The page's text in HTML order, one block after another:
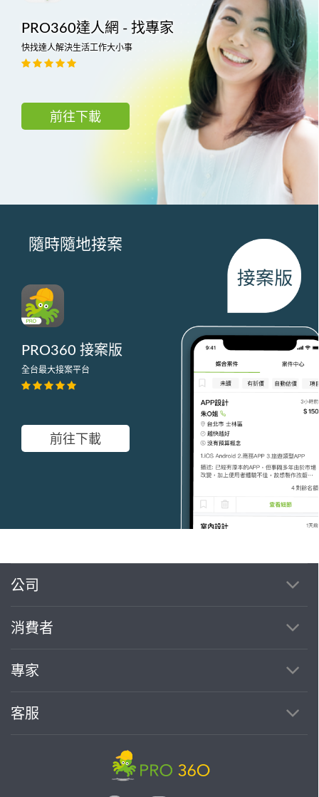
PRO360達人網 - 找專家
快找達人解決生活工作大小事
前往下載
隨時隨地接案
PRO360 接案版
全台最大接案平台
前往下載
公司
消費者
專家
客服
繼續完成